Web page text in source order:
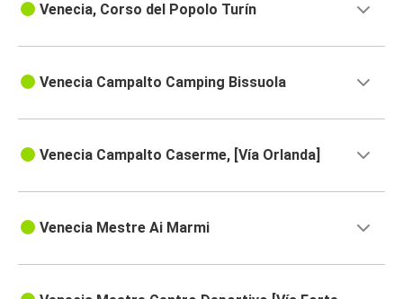
Venecia, Corso del Popolo Turín
Venecia Campalto Camping Bissuola
Venecia Campalto Caserme, [Vía Orlanda]
Venecia Mestre Ai Marmi